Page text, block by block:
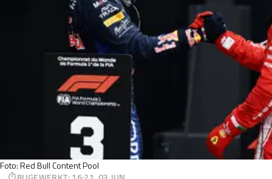
Foto: Red Bull Content Pool